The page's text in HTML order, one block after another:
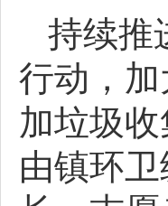
持续推
行动，
加垃圾
由镇环